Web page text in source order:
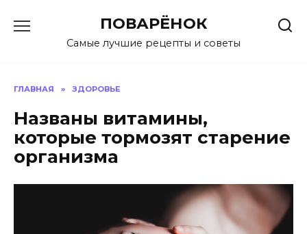
содержанию
ПОВАРЁНОК
Самые лучшие рецепты и советы
ГЛАВНАЯ » ЗДОРОВЬЕ
Названы витамины,
которые тормозят старение
организма